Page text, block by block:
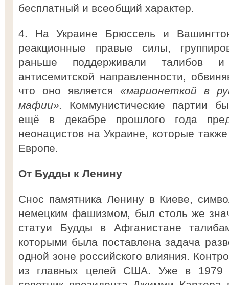
бесплатный и всеобщий характер.
4. На Украине Брюссель и
реакционные правые силы,
раньше поддерживали талибов
антисемитской направленности,
что оно является «марионеткой в
мафии». Коммунистические партии
ещё в декабре прошлого года
неонацистов на Украине, которые
Европе.
От Будды к Ленину
Снос памятника Ленину в Киеве,
немецким фашизмом, был столь же
статуи Будды в Афганистане
которыми была поставлена задача
одной зоне российского влияния.
из главных целей США. Уже в 1979